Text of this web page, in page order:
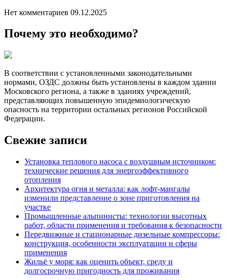
Нет комментариев 09.12.2025
Почему это необходимо?
В соответствии с установленными законодательными
нормами, ОЗДС должны быть установлены в каждом здании
Московского региона, а также в зданиях учреждений,
представляющих повышенную эпидемиологическую
опасность на территории остальных регионов Российской
Федерации.
Свежие записи
Установка теплового насоса с воздушным источником:
технические решения для энергоэффективного
отопления
Архитектура огня и металла: как лофт-мангалы
изменили представление о зоне приготовления на
участке
Промышленные альпинисты: технологии высотных
работ, области применения и требования к безопасности
Передвижные и стационарные дизельные компрессоры:
конструкция, особенности эксплуатации и сферы
применения
Жильё у моря: как оценить объект, среду и
долгосрочную пригодность для проживания